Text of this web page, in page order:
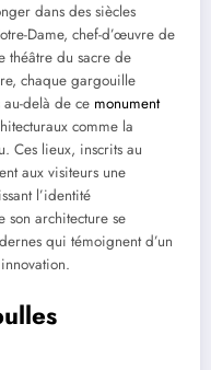
dans des siècles
Dame, chef-d’œuvre de
théâtre du sacre de
chaque gargouille
delà de ce monument
comme la
Ces lieux, inscrits au
aux visiteurs une
l’identité
son architecture se
qui témoignent d’un